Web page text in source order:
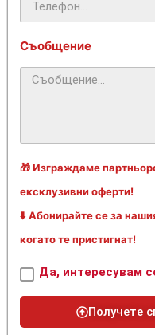
Съобщение
🎁 Изграждаме
ексклузивни оферти!
⬇️ Абонирайте се за
когато те пристигнат!
Да, интересувам
Получете